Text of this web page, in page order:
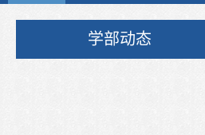
学部动态